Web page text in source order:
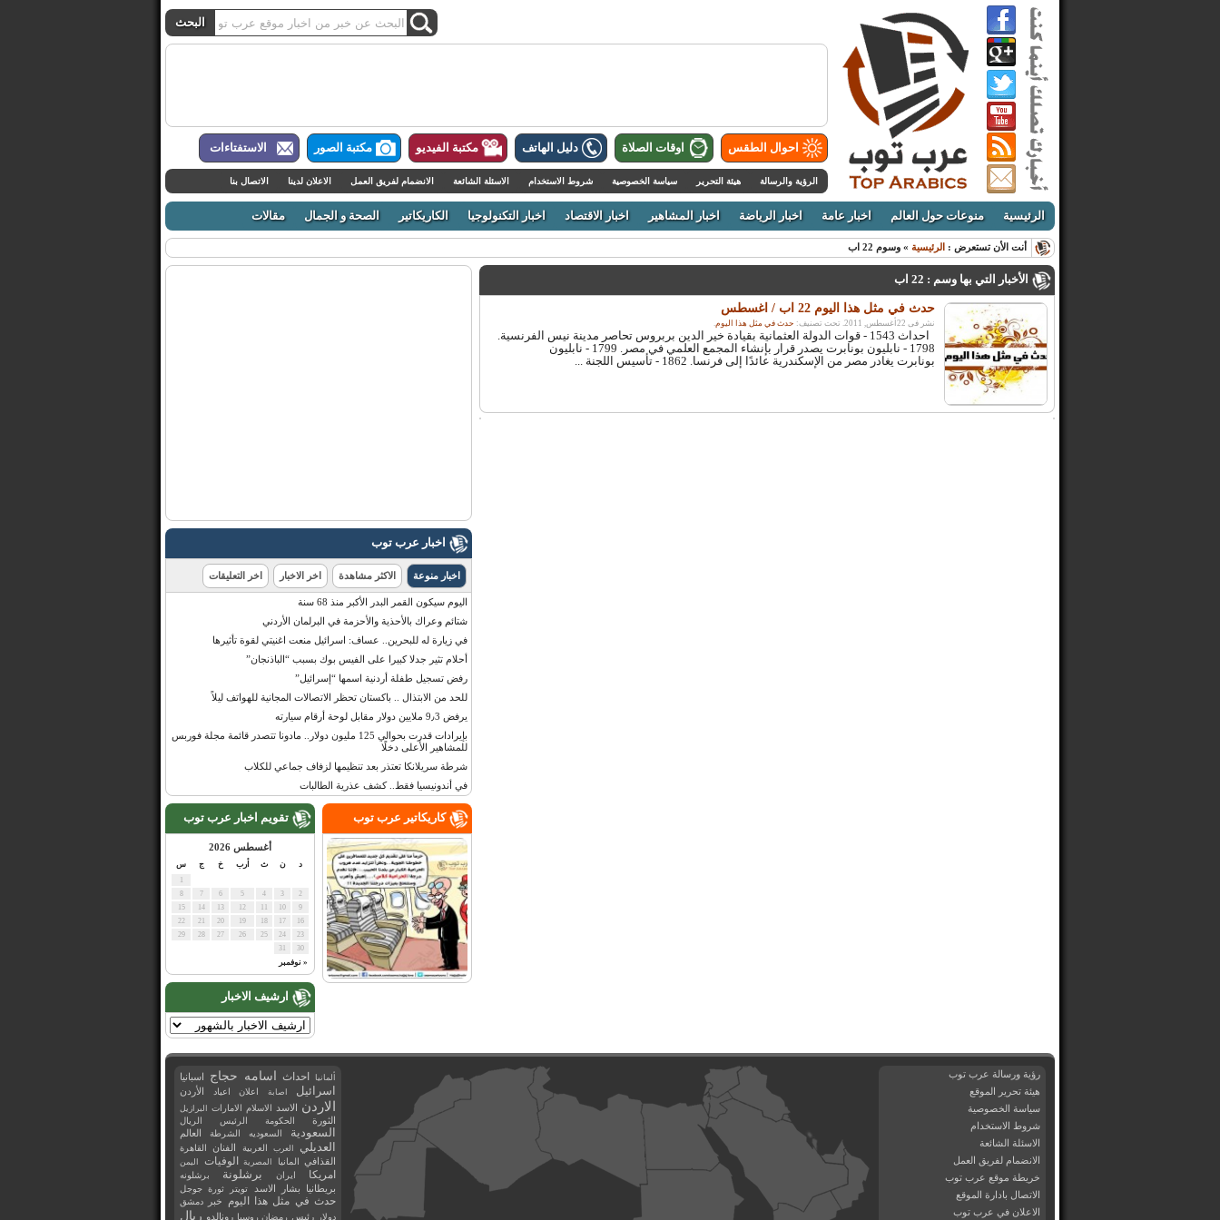
احوال الطقس اوقات الصلاة دليل الهاتف مكتبة الفيديو مكتبة الصور الاستفتاءات
الرؤية والرسالة هيئة التحرير سياسة الخصوصية شروط الاستخدام الاسئلة الشائعة الانضمام لفريق العمل الاعلان لدينا الاتصال بنا
الرئيسية منوعات حول العالم اخبار عامة اخبار الرياضة اخبار المشاهير اخبار الاقتصاد اخبار التكنولوجيا الكاريكاتير الصحة و الجمال مقالات
أنت الأن تستعرض : الرئيسية » وسوم 22 اب
الأخبار التي بها وسم : 22 اب
حدث في مثل هذا اليوم 22 اب / اغسطس
نشر فى 22أغسطس, 2011. تحت تصنيف: حدث في مثل هذا اليوم.
احداث 1543 - قوات الدولة العثمانية بقيادة خير الدين بربروس تحاصر مدينة نيس الفرنسية.
1798 - نابليون بونابرت يصدر قرار بإنشاء المجمع العلمي في مصر. 1799 - نابليون
بونابرت يغادر مصر من الإسكندرية عائدًا إلى فرنسا. 1862 - تأسيس اللجنة ...
اخبار عرب توب
اخبار منوعة الاكثر مشاهدة اخر الاخبار اخر التعليقات
اليوم سيكون القمر البدر الأكبر منذ 68 سنة
شتائم وعراك بالأحذية والأحزمة في البرلمان الأردني
في زيارة له للبحرين.. عساف: اسرائيل منعت اغنيتي لقوة تأثيرها
أحلام تثير جدلا كبيرا على الفيس بوك بسبب “الباذنجان”
رفض تسجيل طفلة أردنية اسمها “إسرائيل”
للحد من الابتذال .. باكستان تحظر الاتصالات المجانية للهواتف ليلاً
يرفض 9٫3 ملايين دولار مقابل لوحة أرقام سيارته
بإيرادات قدرت بحوالي 125 مليون دولار.. مادونا تتصدر قائمة مجلة فوربس
للمشاهير الأعلى دخلًا
شرطة سريلانكا تعتذر بعد تنظيمها لزفاف جماعي للكلاب
في أندونيسيا فقط.. كشف عذرية الطالبات
تقويم اخبار عرب توب
أغسطس 2026
د ن ث أرب خ ج س
« نوفمبر
2
3
4
5
6
7
8
9
10
12
13
14
15
16
17
18
19
20
21
22
23
24
25
26
27
28
29
30
31
ارشيف الاخبار
كاريكاتير عرب توب
رؤية ورسالة عرب توب
هيئة تحرير الموقع
سياسة الخصوصية
شروط الاستخدام
الاسئلة الشائعة
الانضمام لفريق العمل
خريطة موقع عرب توب
الاتصال بادارة الموقع
الاعلان في عرب توب
ألمانيا احداث اسامه حجاج اسبانيا
اسرائيل اصابة اعلان اعياد الأردن
الاردن الاسد الاسلام الامارات البرازيل
الثورة الحكومة الرئيس الريال
السعودية السعوديه الشرطة العالم
العديلي العرب العربية الفنان القاهرة
القذافي المانيا المصرية الوفيات اليمن
امريكا ايران برشلونة برشلونه
بريطانيا بشار الاسد تويتر ثورة جوجل
حدث في مثل هذا اليوم خبر
دمشق
دولار
رئيس رمضان روسيا رونالدو ريال